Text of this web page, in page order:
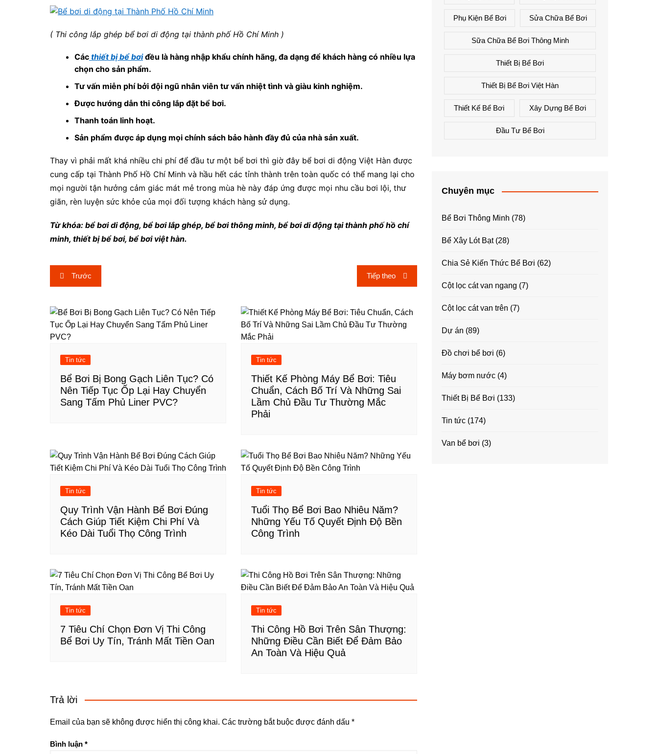
( Thi công lắp ghép bể bơi di động tại thành phố Hồ Chí Minh )
Các thiết bị bể bơiđều là hàng nhập khẩu chính hãng, đa dạng để khách hàng có nhiều lựa
chọn cho sản phẩm.
Tư vấn miễn phí bởi đội ngũ nhân viên tư vấn nhiệt tình và giàu kinh nghiệm.
Được hướng dẫn thi công lắp đặt bể bơi.
Thanh toán linh hoạt.
Sản phẩm được áp dụng mọi chính sách bảo hành đầy đủ của nhà sản xuất.
Thay vì phải mất khá nhiều chi phí để đầu tư một bể bơi thì giờ đây bể bơi di động Việt Hàn được
cung cấp tại Thành Phố Hồ Chí Minh và hầu hết các tỉnh thành trên toàn quốc có thể mang lại cho
mọi người tận hưởng cảm giác mát mẻ trong mùa hè này đáp ứng được mọi nhu cầu bơi lội, thư
giãn, rèn luyện sức khỏe của mọi đối tượng khách hàng sử dụng.
Từ khóa: bể bơi di động, bể bơi lắp ghép, bể bơi thông minh, bể bơi di động tại thành phố hồ chí
minh, thiết bị bể bơi, bể bơi việt hàn.
Điều
hướng
bài
viết
Trước Tiếp theo
Tin tức
Bể Bơi Bị Bong Gạch Liên Tục? Có
Nên Tiếp Tục Ốp Lại Hay Chuyển
Sang Tấm Phủ Liner PVC?
Tin tức
Thiết Kế Phòng Máy Bể Bơi: Tiêu
Chuẩn, Cách Bố Trí Và Những Sai
Lầm Chủ Đầu Tư Thường Mắc
Phải
Tin tức
Quy Trình Vận Hành Bể Bơi Đúng
Cách Giúp Tiết Kiệm Chi Phí Và
Kéo Dài Tuổi Thọ Công Trình
Tin tức
Tuổi Thọ Bể Bơi Bao Nhiêu Năm?
Những Yếu Tố Quyết Định Độ Bền
Công Trình
Tin tức
7 Tiêu Chí Chọn Đơn Vị Thi Công
Bể Bơi Uy Tín, Tránh Mất Tiền Oan
Tin tức
Thi Công Hồ Bơi Trên Sân Thượng:
Những Điều Cần Biết Để Đảm Bảo
An Toàn Và Hiệu Quả
Trả lời
Email của bạn sẽ không được hiển thị công khai. Các trường bắt buộc được đánh dấu *
Bình luận *
Phụ Kiện Bể Bơi Sửa Chữa Bể Bơi
Sữa Chữa Bể Bơi Thông Minh
Thiết Bị Bể Bơi
Thiết Bị Bể Bơi Việt Hàn
Thiết Kế Bể Bơi Xây Dựng Bể Bơi
Đầu Tư Bể Bơi
Chuyên mục
Bể Bơi Thông Minh (78)
Bể Xây Lót Bạt(28)
Chia Sẻ Kiến Thức Bể Bơi (62)
Cột lọc cát van ngang (7)
Cột lọc cát van trên (7)
Dự án (89)
Đồ chơi bể bơi (6)
Máy bơm nước (4)
Thiết Bị Bể Bơi (133)
Tin tức (174)
Van bể bơi (3)